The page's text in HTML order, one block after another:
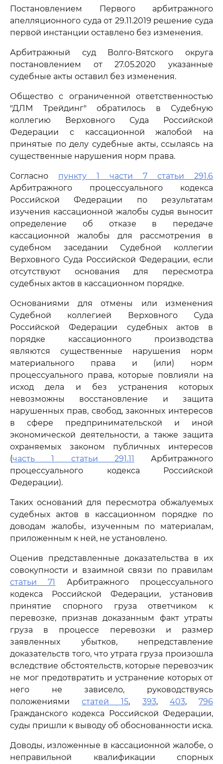
Постановлением Первого арбитражного
апелляционного суда от 29.11.2019 решение суда
первой инстанции оставлено без изменения.
Арбитражный суд Волго-Вятского округа
постановлением от 27.05.2020 указанные
судебные акты оставил без изменения.
Общество с ограниченной ответственностью
"ДЛМ Трейдинг" обратилось в Судебную
коллегию Верховного Суда Российской
Федерации с кассационной жалобой на
принятые по делу судебные акты, ссылаясь на
существенные нарушения норм права.
Согласно пункту 1 части 7 статьи 291.6
Арбитражного процессуального кодекса
Российской Федерации по результатам
изучения кассационной жалобы судья выносит
определение об отказе в передаче
кассационной жалобы для рассмотрения в
судебном заседании Судебной коллегии
Верховного Суда Российской Федерации, если
отсутствуют основания для пересмотра
судебных актов в кассационном порядке.
Основаниями для отмены или изменения
Судебной коллегией Верховного Суда
Российской Федерации судебных актов в
порядке кассационного производства
являются существенные нарушения норм
материального права и (или) норм
процессуального права, которые повлияли на
исход дела и без устранения которых
невозможны восстановление и защита
нарушенных прав, свобод, законных интересов
в сфере предпринимательской и иной
экономической деятельности, а также защита
охраняемых законом публичных интересов
(часть 1 статьи 291.11 Арбитражного
процессуального кодекса Российской
Федерации).
Таких оснований для пересмотра обжалуемых
судебных актов в кассационном порядке по
доводам жалобы, изученным по материалам,
приложенным к ней, не установлено.
Оценив представленные доказательства в их
совокупности и взаимной связи по правилам
статьи 71
Арбитражного процессуального
кодекса Российской Федерации, установив
принятие спорного груза ответчиком к
перевозке, признав доказанным факт утраты
груза в процессе перевозки и размер
заявленных убытков, непредставление
доказательств того, что утрата груза произошла
вследствие обстоятельств, которые перевозчик
не мог предотвратить и устранение которых от
него не зависело, руководствуясь
положениямистатей 15, 393, 403,796
Гражданского кодекса Российской Федерации,
суды пришли к выводу об обоснованности иска.
Доводы, изложенные в кассационной жалобе, о
неправильной квалификации спорных